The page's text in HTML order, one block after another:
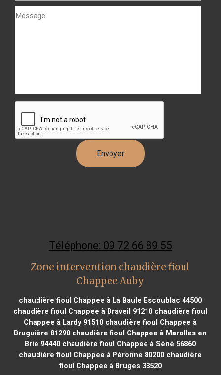
Téléphone: 09 72 66 89 55
Zone intervention chaudière fioul
Chappee Auby
chaudière fioul Chappee à La Baule Escoublac 44500
chaudière fioul Chappee à Draveil 91210 chaudière fioul
Chappee à Lardy 91510 chaudière fioul Chappee à
Bruguière 81290 chaudière fioul Chappee à Marolles en
Brie 94440 chaudière fioul Chappee à Séné 56860
chaudière fioul Chappee à Péronne 80200 chaudière
fioul Chappee à Bruges 33520